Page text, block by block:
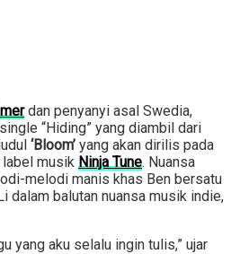
dan penyanyi asal Swedia,
“Hiding” yang diambil dari
‘Bloom’ yang akan dirilis pada
musik Ninja Tune. Nuansa
melodi manis khas Ben bersatu
dalam balutan nuansa musik indie,
yang aku selalu ingin tulis,” ujar